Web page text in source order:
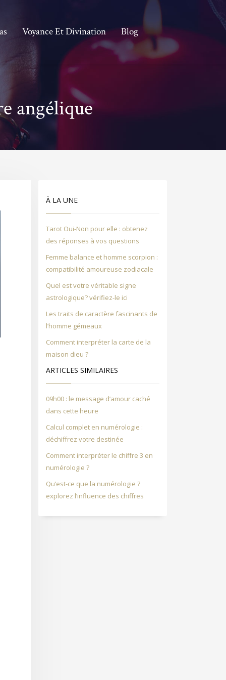
Voyance Et Divination Blog
angélique
À LA UNE
Tarot Oui-Non pour elle : obtenez
des réponses à vos questions
Femme balance et homme scorpion :
compatibilité amoureuse zodiacale
Quel est votre véritable signe
astrologique? vérifiez-le ici
Les traits de caractère fascinants de
l’homme gémeaux
Comment interpréter la carte de la
maison dieu ?
ARTICLES SIMILAIRES
09h00 : le message d’amour caché
dans cette heure
Calcul complet en numérologie :
déchiffrez votre destinée
Comment interpréter le chiffre 3 en
numérologie ?
Qu’est-ce que la numérologie ?
explorez l’influence des chiffres